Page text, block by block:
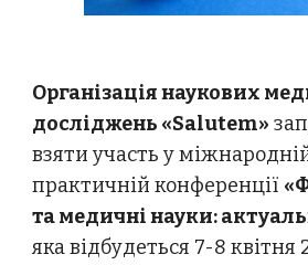
Організація наукових
досліджень «Salutem»
взяти участь у
практичній конференції
та медичні науки:
яка відбудеться 7-8 квітня